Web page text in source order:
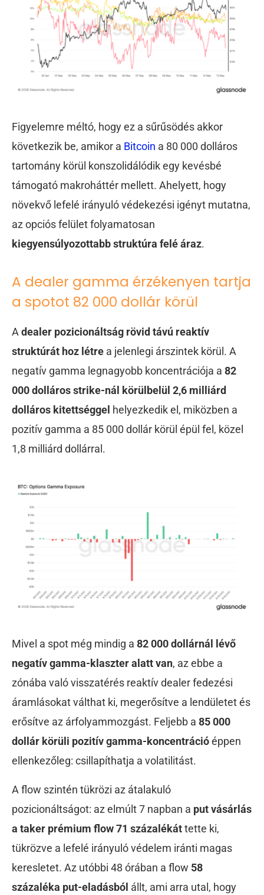
Figyelemre méltó, hogy ez a sűrűsödés akkor
következik be, amikor a Bitcoin a 80 000 dolláros
tartomány körül konszolidálódik egy kevésbé
támogató makroháttér mellett. Ahelyett, hogy
növekvő lefelé irányuló védekezési igényt mutatna,
az opciós felület folyamatosan
kiegyensúlyozottabb struktúra felé áraz.
A dealer gamma érzékenyen tartja
a spotot 82 000 dollár körül
Adealer pozicionáltság rövid távú reaktív
struktúrát hoz létre a jelenlegi árszintek körül. A
negatív gamma legnagyobb koncentrációja a 82
000 dolláros strike-nál körülbelül 2,6 milliárd
dolláros kitettséggel helyezkedik el, miközben a
pozitív gamma a 85 000 dollár körül épül fel, közel
1,8 milliárd dollárral.
Mivel a spot még mindig a 82 000 dollárnál lévő
negatív gamma-klaszter alatt van, az ebbe a
zónába való visszatérés reaktív dealer fedezési
áramlásokat válthat ki, megerősítve a lendületet és
erősítve az árfolyammozgást. Feljebb a 85 000
dollár körüli pozitív gamma-koncentrációéppen
ellenkezőleg: csillapíthatja a volatilitást.
A flow szintén tükrözi az átalakuló
pozicionáltságot: az elmúlt 7 napban a put vásárlás
a taker prémium flow 71 százalékáttette ki,
tükrözve a lefelé irányuló védelem iránti magas
keresletet. Az utóbbi 48 órában a flow 58
százaléka put-eladásból állt, ami arra utal, hogy